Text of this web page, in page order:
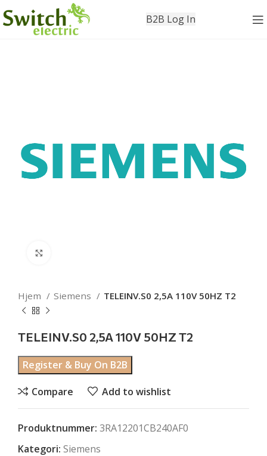
B2B Log In
Hjem Siemens TELEINV.S0 2,5A 110V 50HZ T2
TELEINV.S0 2,5A 110V 50HZ T2
Register & Buy On B2B
Compare Add to wishlist
Produktnummer: 3RA12201CB240AF0
Kategori: Siemens